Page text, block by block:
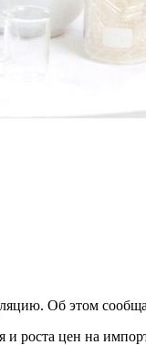
Об этом
роста цен на